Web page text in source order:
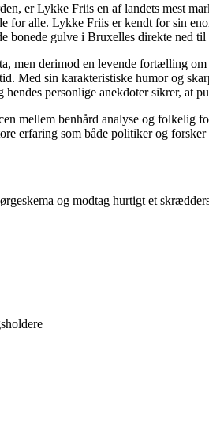
er Lykke Friis en af landets mest
for alle. Lykke Friis er kendt for sin
bonede gulve i Bruxelles direkte ned
men derimod en levende fortælling
Med sin karakteristiske humor og
personlige anekdoter sikrer, at
mellem benhård analyse og
erfaring som både politiker og
og modtag hurtigt et